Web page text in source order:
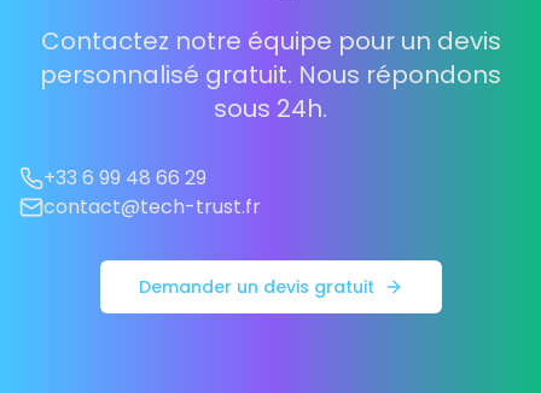
Contactez notre équipe pour un devis
personnalisé gratuit. Nous répondons
sous 24h.
+33 6 99 48 66 29
contact@tech-trust.fr
Demander un devis gratuit